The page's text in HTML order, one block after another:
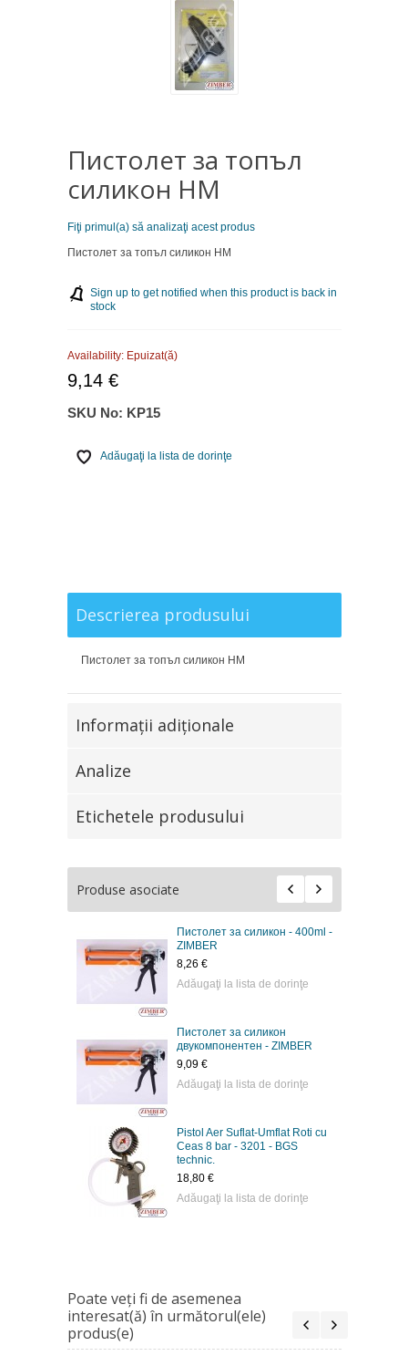
Пистолет за топъл
силикон НМ
Fiţi primul(a) să analizaţi acest produs
Пистолет за топъл силикон НМ
Sign up to get notified when this product is back in
stock
Availability: Epuizat(ă)
9,14 €
SKU No: KP15
Adăugaţi la lista de dorinţe
Descrierea produsului
Пистолет за топъл силикон НМ
Informaţii adiţionale
Analize
Etichetele produsului
Produse asociate
Пистолет за силикон - 400ml -
ZIMBER
8,26 €
Adăugaţi la lista de dorinţe
Пистолет за силикон
двукомпонентен - ZIMBER
9,09 €
Adăugaţi la lista de dorinţe
Pistol Aer Suflat-Umflat Roti cu
Ceas 8 bar - 3201 - BGS
technic.
18,80 €
Adăugaţi la lista de dorinţe
Poate veţi fi de asemenea
interesat(ă) în următorul(ele)
produs(e)